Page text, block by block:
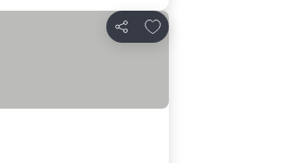
Partilhar
Adicionar aos favoritos